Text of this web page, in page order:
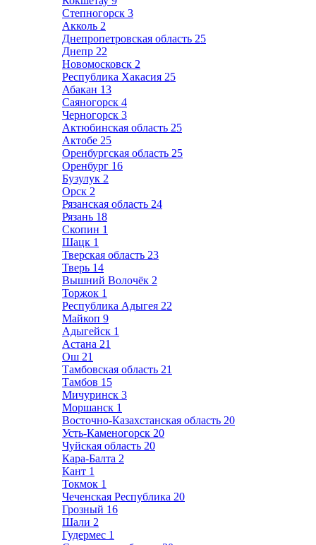
Степногорск 3
Акколь 2
Днепропетровская область 25
Днепр 22
Новомосковск 2
Республика Хакасия 25
Абакан 13
Саяногорск 4
Черногорск 3
Актюбинская область 25
Актобе 25
Оренбургская область 25
Оренбург 16
Бузулук 2
Орск 2
Рязанская область 24
Рязань 18
Скопин 1
Шацк 1
Тверская область 23
Тверь 14
Вышний Волочёк 2
Торжок 1
Республика Адыгея 22
Майкоп 9
Адыгейск 1
Астана 21
Ош 21
Тамбовская область 21
Тамбов 15
Мичуринск 3
Моршанск 1
Восточно-Казахстанская область 20
Усть-Каменогорск 20
Чуйская область 20
Кара-Балта 2
Кант 1
Токмок 1
Чеченская Республика 20
Грозный 16
Шали 2
Гудермес 1